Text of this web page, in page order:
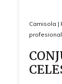
Camisola |
profesional